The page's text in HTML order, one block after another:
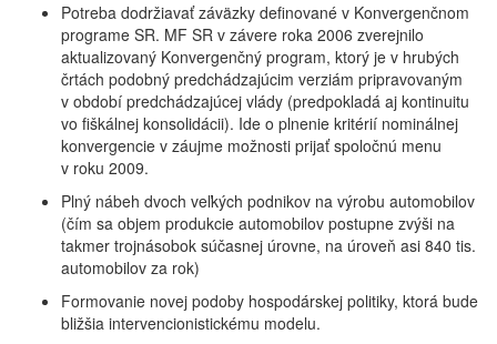
Potreba dodržiavať záväzky definované v Konvergenčnom
programe SR. MF SR v závere roka 2006 zverejnilo
aktualizovaný Konvergenčný program, ktorý je v hrubých
črtách podobný predchádzajúcim verziám pripravovaným
v období predchádzajúcej vlády (predpokladá aj kontinuitu
vo fiškálnej konsolidácii). Ide o plnenie kritérií nominálnej
konvergencie v záujme možnosti prijať spoločnú menu
v roku 2009.
Plný nábeh dvoch veľkých podnikov na výrobu automobilov
(čím sa objem produkcie automobilov postupne zvýši na
takmer trojnásobok súčasnej úrovne, na úroveň asi 840 tis.
automobilov za rok)
Formovanie novej podoby hospodárskej politiky, ktorá bude
bližšia intervencionistickému modelu.